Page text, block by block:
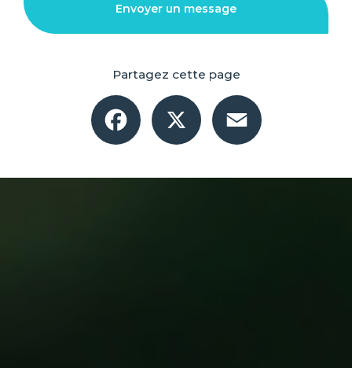
Envoyer un message
Partagez cette page
Facebook